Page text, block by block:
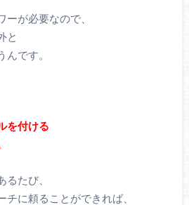
ーが必要なので、
と
です。
を付ける
たび、
に頼ることができれば、